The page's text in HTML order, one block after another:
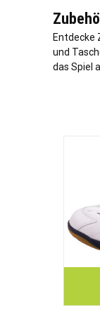
Entdecke
und
das Spiel